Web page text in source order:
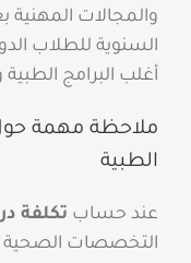
والمجالات المهنية
السنوية للطلاب
أغلب البرامج
ملاحظة مهمة
الطبية
عند حساب تكلفة
التخصصات الصحية